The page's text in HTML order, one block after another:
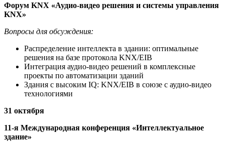
Форум KNX «Аудио-видео решения и системы управления
KNX»
Вопросы для обсуждения:
Распределение интеллекта в здании: оптимальные
решения на базе протокола KNX/EIB
Интеграция аудио-видео решений в комплексные
проекты по автоматизации зданий
Здания с высоким IQ: KNX/EIB в союзе с аудио-видео
технологиями
31 октября
11-я Международная конференция «Интеллектуальное
здание»